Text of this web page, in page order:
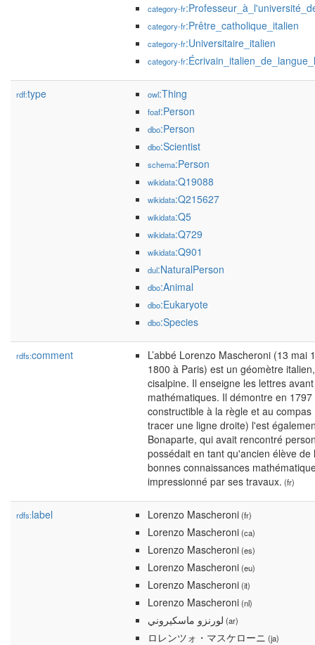
category-fr
category-fr:Prêtre_catholique_italien
category-fr:Universitaire_italien
category-fr
rdf:type owl:Thing
foaf:Person
dbo:Person
dbo:Scientist
schema:Person
wikidata:Q19088
wikidata:Q215627
wikidata:Q5
wikidata:Q729
wikidata:Q901
dul:NaturalPerson
dbo:Animal
dbo:Eukaryote
dbo:Species
rdfs:comment
L’abbé Lorenzo Mascheroni (13 mai
1800 à Paris) est un géomètre
cisalpine. Il enseigne les lettres
mathématiques. Il démontre en
constructible à la règle et au
tracer une ligne droite) l'est
Bonaparte, qui avait rencontré
possédait en tant qu'ancien élève
bonnes connaissances
impressionné par ses travaux. (fr)
rdfs:label Lorenzo Mascheroni(fr)
Lorenzo Mascheroni(ca)
Lorenzo Mascheroni(es)
Lorenzo Mascheroni(eu)
Lorenzo Mascheroni(it)
Lorenzo Mascheroni(nl)
لورنزو ماسكيروني (ar)
ロレンツォ・マスケローニ (ja)